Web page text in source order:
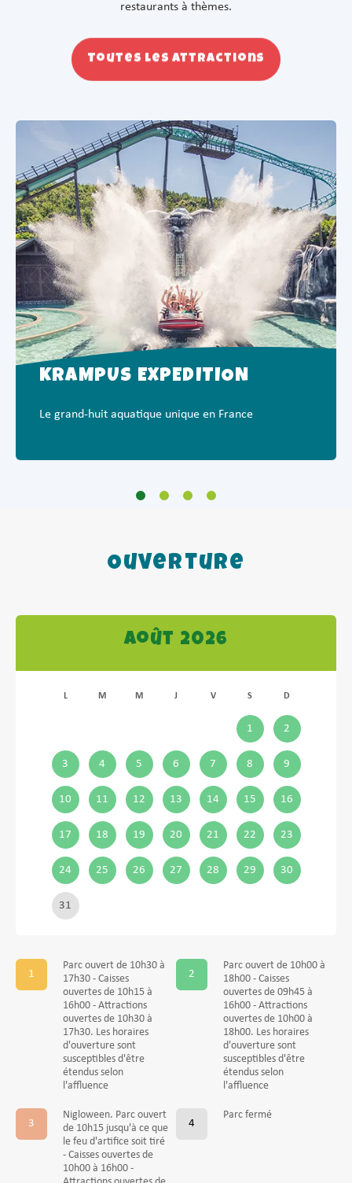
restaurants à thèmes.
Toutes les attractions
KRAMPUS EXPÉDITION
Le grand-huit aquatique unique en France
Ouverture
Août 2026
L M M J V S D
1 2
3 4 5 6 7 8 9
10 11 12 13 14 15 16
17 18 19 20 21 22 23
24 25 26 27 28 29 30
31
Parc ouvert de 10h30 à
17h30 - Caisses
ouvertes de 10h15 à
16h00 - Attractions
ouvertes de 10h30 à
17h30. Les horaires
d'ouverture sont
susceptibles d'être
étendus selon
l'affluence
Parc ouvert de 10h00 à
18h00 - Caisses
ouvertes de 09h45 à
16h00 - Attractions
ouvertes de 10h00 à
18h00. Les horaires
d'ouverture sont
susceptibles d'être
étendus selon
l'affluence
Nigloween. Parc ouvert
de 10h15 jusqu'à ce que
le feu d'artifice soit tiré
- Caisses ouvertes de
10h00 à 16h00 -
Parc fermé